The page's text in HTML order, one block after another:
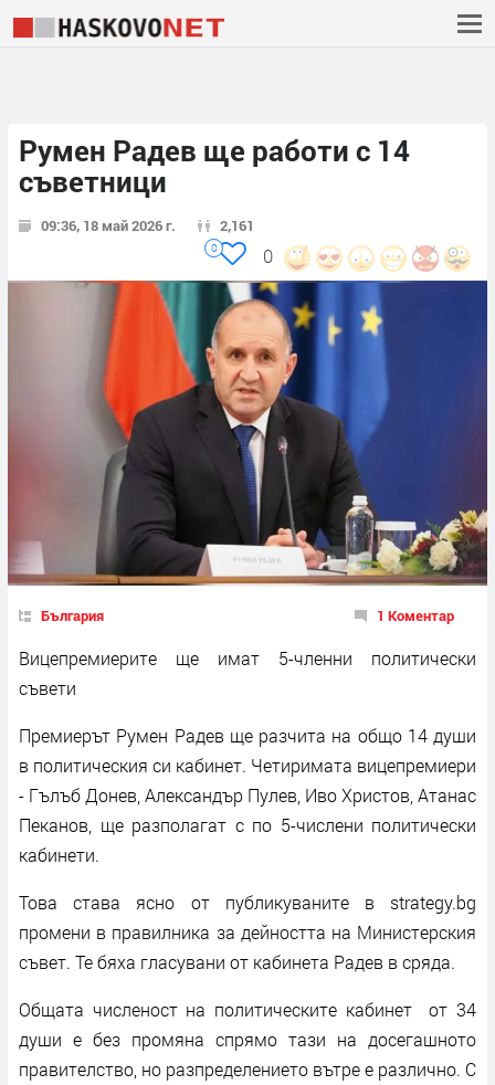
Румен Радев ще работи с 14
съветници
09:36, 18 май 2026 г. 2,161
0
0
България 1 Коментар
Вицепремиерите ще имат 5-членни политически
съвети
Премиерът Румен Радев ще разчита на общо 14 души
в политическия си кабинет. Четиримата вицепремиери
- Гълъб Донев, Александър Пулев, Иво Христов, Атанас
Пеканов, ще разполагат с по 5-числени политически
кабинети.
Това става ясно от публикуваните в strategy.bg
промени в правилника за дейността на Министерския
съвет. Те бяха гласувани от кабинета Радев в сряда.
Общата численост на политическите кабинет от 34
души е без промяна спрямо тази на досегашното
правителство, но разпределението вътре е различно. С